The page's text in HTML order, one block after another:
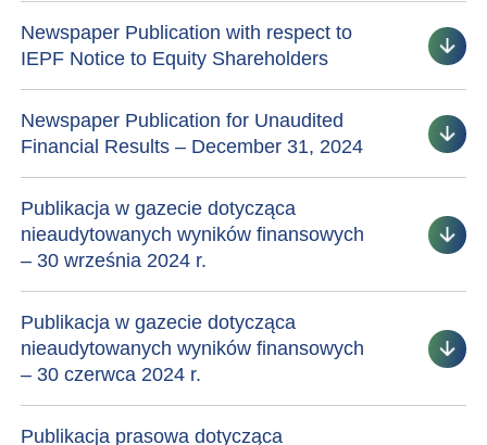
Newspaper Publication with respect to
IEPF Notice to Equity Shareholders
Newspaper Publication for Unaudited
Financial Results – December 31, 2024
Publikacja w gazecie dotycząca
nieaudytowanych wyników finansowych
– 30 września 2024 r.
Publikacja w gazecie dotycząca
nieaudytowanych wyników finansowych
– 30 czerwca 2024 r.
Publikacja prasowa dotycząca